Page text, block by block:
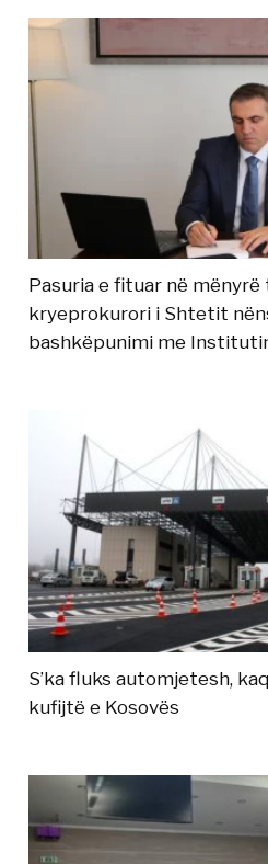
Pasuria e fituar në mënyrë
kryeprokurori i Shtetit
bashkëpunimi me
S’ka fluks automjetesh,
kufijtë e Kosovës